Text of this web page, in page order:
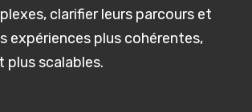
clarifier leurs parcours et
expériences plus cohérentes,
plus scalables.